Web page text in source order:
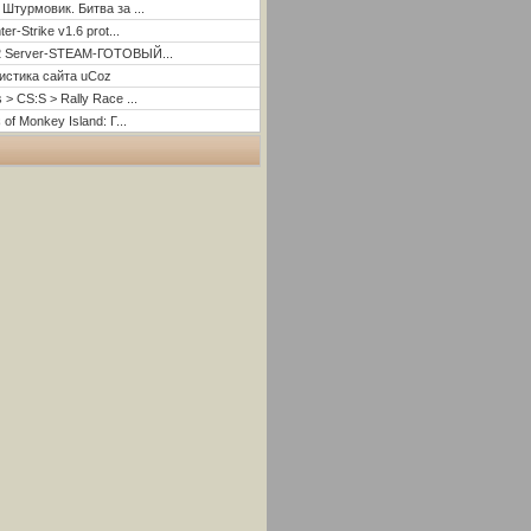
Битва за ...
Strike v1.6 prot...
Server-STEAM-ГОТОВЫЙ...
сайта uCoz
> CS:S > Rally Race ...
of Monkey Island: Г...